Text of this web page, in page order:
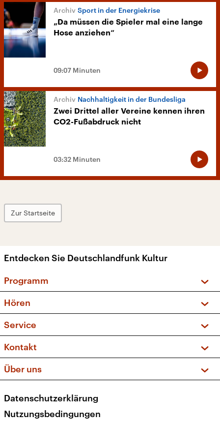
Sport in der Energiekrise
„Da müssen die Spieler mal eine lange
Hose anziehen“
09:07 Minuten
Nachhaltigkeit in der Bundesliga
Zwei Drittel aller Vereine kennen ihren
CO2-Fußabdruck nicht
03:32 Minuten
Zur Startseite
Entdecken Sie Deutschlandfunk Kultur
Programm
Sendungen und Podcasts
Musikliste
Kakadu – Das Kinderprogramm
Hören
Frequenzen (UKW + DAB+)
Service
FAQ
Apps
Newsletter
Veranstaltungen
Kontakt
Social Media
Über uns
Presse
Karriere
Datenschutzerklärung
Nutzungsbedingungen